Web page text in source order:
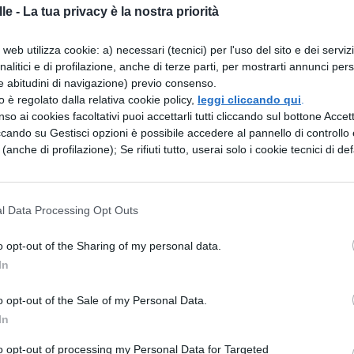
- La tua privacy è la nostra priorità
utilizza cookie: a) necessari (tecnici) per l'uso del sito e dei
e di profilazione, anche di terze parti, per mostrarti annunci
abitudini di navigazione) previo consenso.
è regolato dalla relativa cookie policy, leggi cliccando qui
ai cookies facoltativi puoi accettarli tutti cliccando sul bottone
su Gestisci opzioni è possibile accedere al pannello di controllo
di profilazione); Se rifiuti tutto, userai solo i cookie tecnici di
Data Processing Opt Outs
opt-out of the Sharing of my personal data.
opt-out of the Sale of my Personal Data.
opt-out of processing my Personal Data for Targeted
San Marino.
studio complete e sistemazione alloggiativa
garantendo sostegno economico e
dichiarato un numero massimo di studenti
dell’iniziativa a nuovi ingressi
di accoglienza della rete.
un ateneo a Gaza
il sostegno operativo della Protezione Civile,
e aperta al mondo».
degli studenti accolti nelle